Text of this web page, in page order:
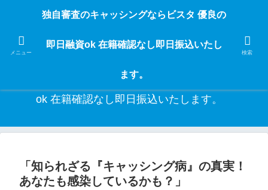
独自審査のフリーローンならビスタなら24時間365日 在籍確認なしで借りれる
な入用があっても安心！融資率97％！仕事をしている人ならブラックでも給料
日返済の１ヶ月融資で借りられるから安心！
独自審査のキャッシングならビスタ 優良の即日融資
ok 在籍確認なし即日振込いたします。
「知られざる『キャッシング病』の真実！
あなたも感染しているかも？」
メニュー
独自審査のキャッシングならビスタ 優良の
即日融資ok 在籍確認なし即日振込いたし
ます。
検索